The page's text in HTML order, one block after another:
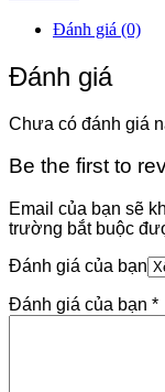
Đánh giá (0)
Đánh giá
Chưa có đánh giá
Be the first to
Email của bạn sẽ
trường bắt buộc
Đánh giá của bạn
Đánh giá của bạn *